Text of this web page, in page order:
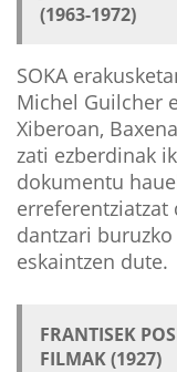
(1963-1972)
SOKA
Michel Guilcher
Xiberoan,
zati ezberdinak
dokumentu
erreferentziatzat
dantzari
eskaintzen dute.
FRANTISEK
FILMAK (1927)